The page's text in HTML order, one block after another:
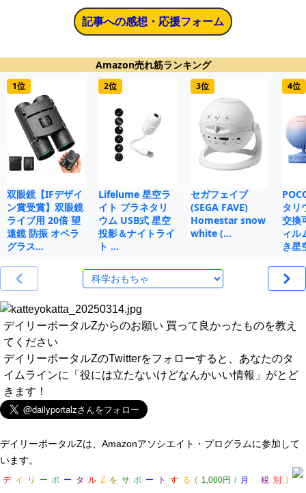
記事への感想・応援フォーム
Amazon売れ筋ランキング
1位
双眼鏡【IFデザイ
ン賞受賞】双眼鏡
ライブ用 20倍 望
遠鏡 防振 オペラ
グラス…
2位
Lifelume 星空ラ
イト プラネタリ
ウム USB式 星空
投影＆ナイトライ
ト …
3位
セガフェイブ
(SEGA FAVE)
Homestar snow
white (…
4位
タリ
交換
ィル
き星
デイリーポータルZからのお願い 買って良かったものを教え
てください
デイリーポータルZのTwitterをフォローすると、あなたのタ
イムラインに「役には立たないけどなんかいい情報」がとど
きます！
デイリーポータルZは、Amazonアソシエイト・プログラムに参加して
います。
デ イ リ ー ポ ー タ ル Z を サ ポ ー ト す る ( 1,000円 / 月 税 別 )